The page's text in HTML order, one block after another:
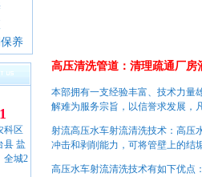
养
科区
县 盐
全城2
高压清洗管道：清理疏通厂
本部拥有一支经验丰富、技术力量
解难为服务宗旨，以信誉求发展，
射流高压水车射流清洗技术：高压
冲击和剥削能力，可将管壁上的结
高压水车射流清洗技术有如下优点